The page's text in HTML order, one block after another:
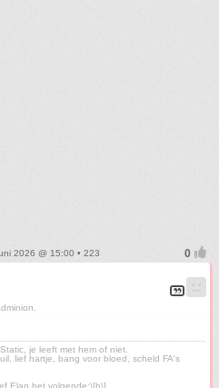
2026 @ 15:00 • 223
je leeft met hem of niet.
lief hartje, bang voor bloed, scheld FA's
Elan het volgende:\[b\]